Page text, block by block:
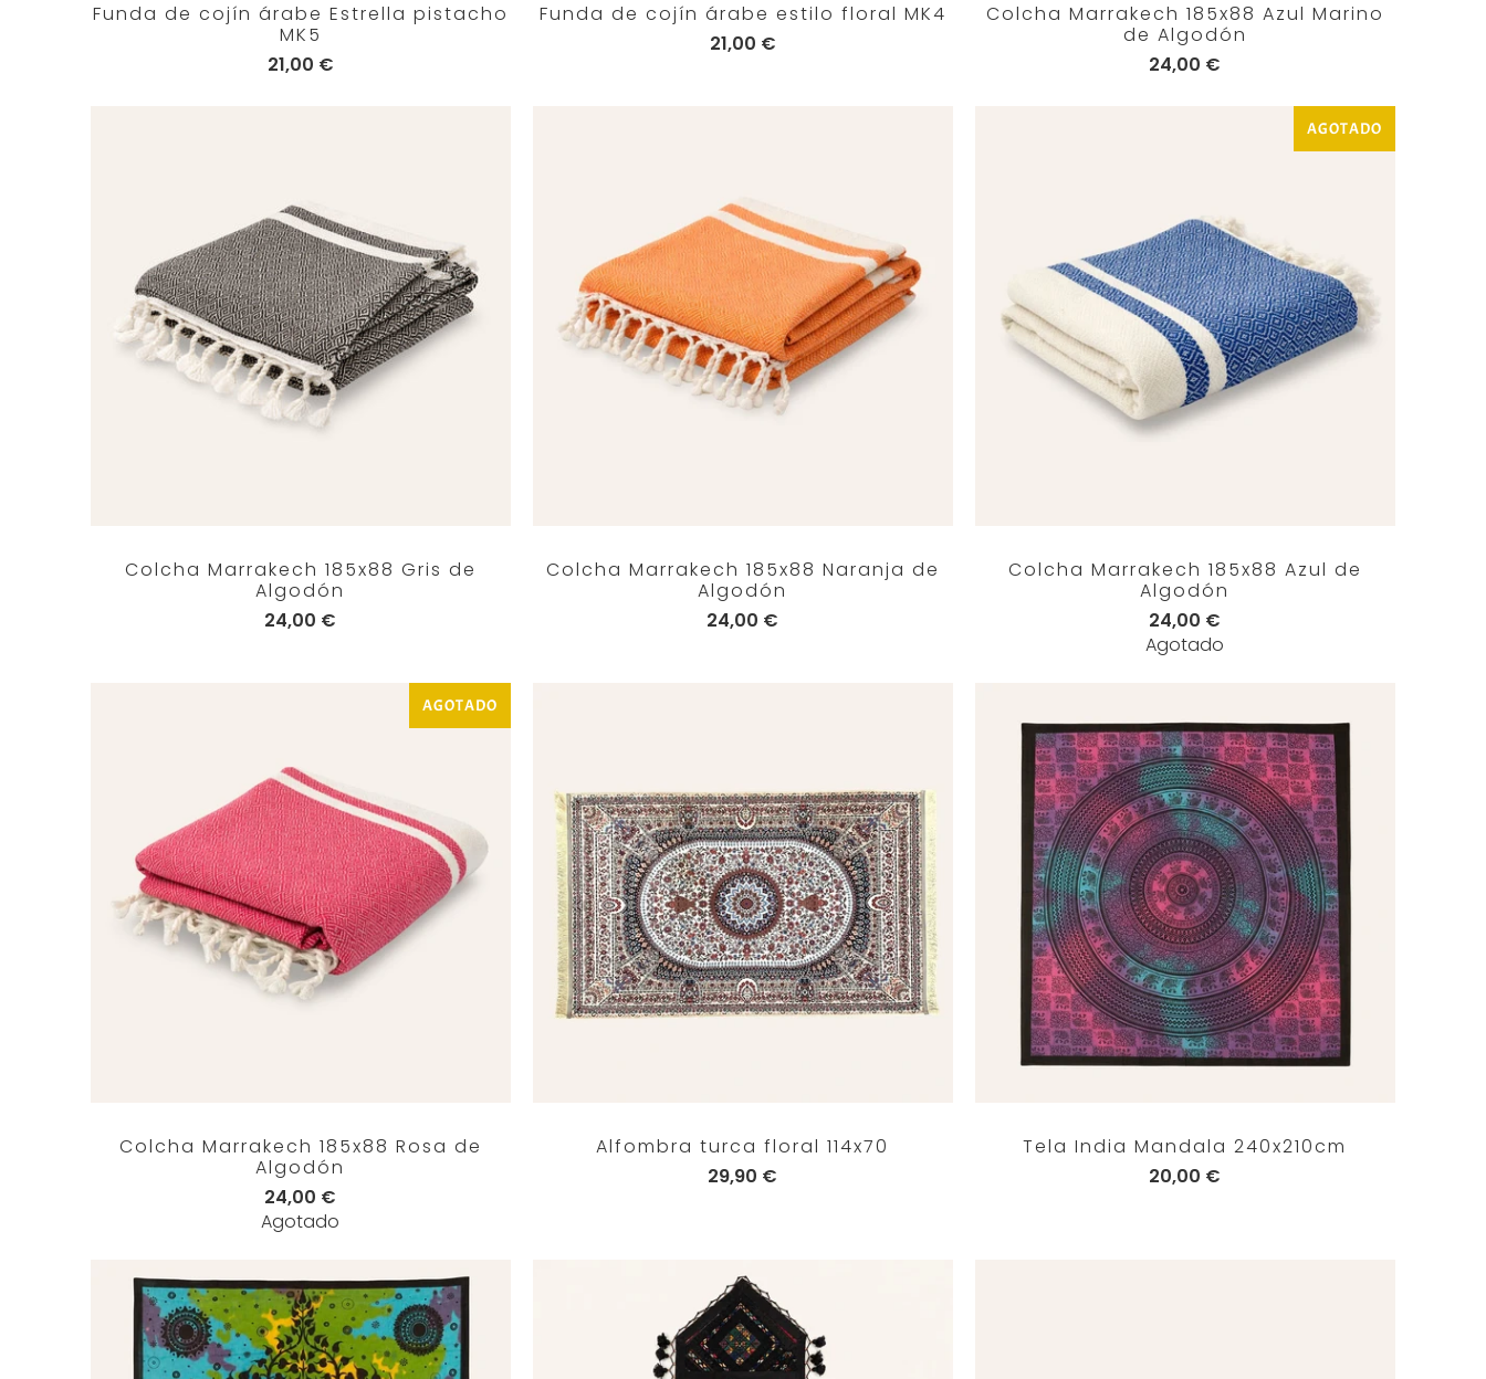
Funda de cojín árabe Estrella pistacho
MK5
21,00 €
Funda de cojín árabe estilo floral MK4
21,00 €
Colcha Marrakech 185x88 Azul Marino
de Algodón
24,00 €
Colcha Marrakech 185x88 Gris de
Algodón
24,00 €
Colcha Marrakech 185x88 Naranja de
Algodón
24,00 €
AGOTADO
Colcha Marrakech 185x88 Azul de
Algodón
24,00 €
Agotado
AGOTADO
Colcha Marrakech 185x88 Rosa de
Algodón
24,00 €
Agotado
Alfombra turca floral 114x70
29,90 €
Tela India Mandala 240x210cm
20,00 €